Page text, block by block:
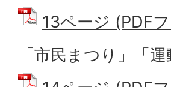
13ページ (PDF
「市民まつり」「